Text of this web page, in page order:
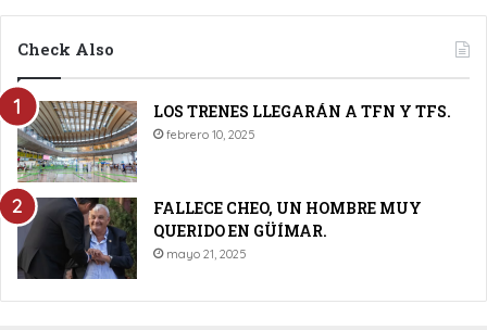
Check Also
LOS TRENES LLEGARÁN A TFN Y TFS.
febrero 10, 2025
FALLECE CHEO, UN HOMBRE MUY
QUERIDO EN GÜÍMAR.
mayo 21, 2025